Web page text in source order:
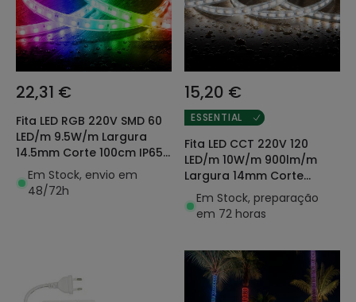
22,31 €
Fita LED RGB 220V SMD 60
LED/m 9.5W/m Largura
14.5mm Corte 100cm IP65
con Comando RF à
Medida
Em Stock, envio em
48/72h
15,20 €
ESSENTIAL
Fita LED CCT 220V 120
LED/m 10W/m 900lm/m
Largura 14mm Corte
100cm IP65 à Medida
Em Stock, preparação
em 72 horas